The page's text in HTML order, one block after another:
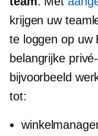
krijgen uw
te loggen op uw
belangrijke
bijvoorbeeld
tot: